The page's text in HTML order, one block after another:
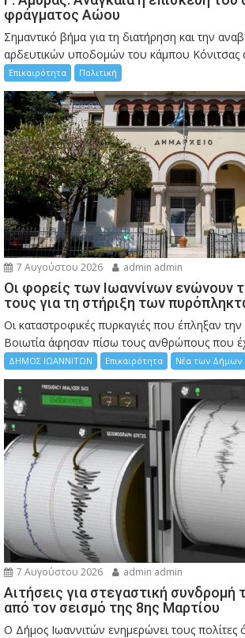
φράγματος Αώου
Σημαντικό βήμα για τη διατήρηση και την
αρδευτικών υποδομών του κάμπου Κόνιτσας
Επικαιρότητα Πολιτική
7 Αυγούστου 2026 admin admin
Οι φορείς των Ιωαννίνων ενώνουν
τους για τη στήριξη των
Οι καταστροφικές πυρκαγιές που έπληξαν την
Bοιωτία άφησαν πίσω τους ανθρώπους που
ΔΗΜΟΣ ΙΩΑΝΝΙΤΩΝ Επικαιρότητα Νέα των Δήμων
7 Αυγούστου 2026 admin admin
Αιτήσεις για στεγαστική
από τον σεισμό της 8ης Μαρτίου
Ο Δήμος Ιωαννιτών ενημερώνει τους πολίτες